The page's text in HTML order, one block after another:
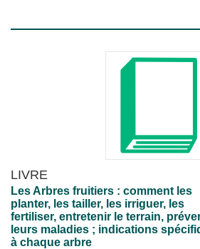
LIVRE
Les Arbres fruitiers : comment les
planter, les tailler, les irriguer, les
fertiliser, entretenir le terrain,
leurs maladies ; indications
à chaque arbre